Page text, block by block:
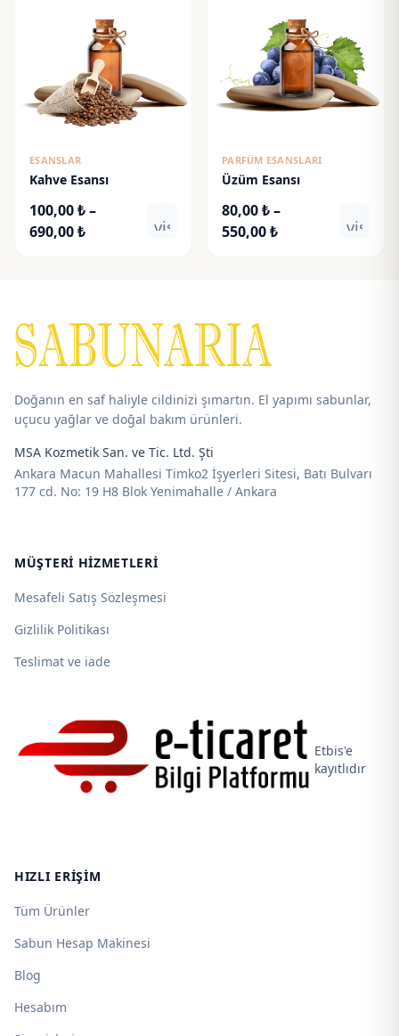
ESANSLAR
Kahve Esansı
100,00₺–
690,00₺Fiyat
visibility
PARFÜM ESANSLARI
Üzüm Esansı
80,00₺–
550,00₺Fiyat
Doğanın en saf haliyle cildinizi şımartın. El yapımı sabunlar,
uçucu yağlar ve doğal bakım ürünleri.
MSA Kozmetik San. ve Tic. Ltd. Şti
Ankara Macun Mahallesi Timko2 İşyerleri Sitesi, Batı Bulvarı
177 cd. No: 19 H8 Blok Yenimahalle / Ankara
MÜŞTERI HIZMETLERI
Mesafeli Satış Sözleşmesi
Gizlilik Politikası
Teslimat ve iade
Etbis'e
kayıtlıdır
HIZLI ERIŞIM
Tüm Ürünler
Sabun Hesap Makinesi
Blog
Hesabım